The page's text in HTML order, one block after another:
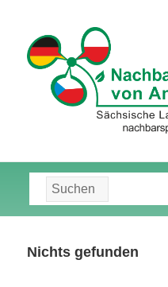
Suche
nach:
Nichts gefunden